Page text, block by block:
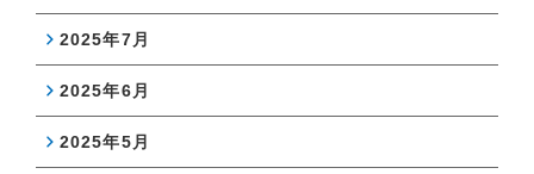
2025年7月
2025年6月
2025年5月